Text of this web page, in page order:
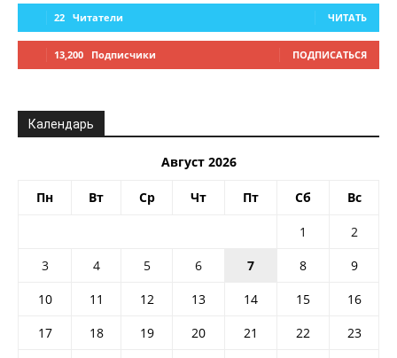
22 Читатели ЧИТАТЬ
13,200 Подписчики ПОДПИСАТЬСЯ
Календарь
Август 2026
Пн Вт Ср Чт Пт Сб Вс
1
2
3
4 5 6 7 8
9
10
11 12 13 14 15
16
17
18 19 20 21 22
23